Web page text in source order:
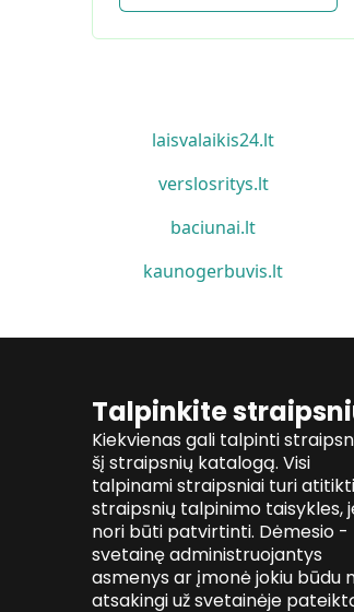
laisvalaikis24.lt
verslosritys.lt
baciunai.lt
kaunogerbuvis.lt
Talpinkite
Kiekvienas gali talpinti
šį straipsnių katalogą. Visi
talpinami straipsniai turi atitikti
straipsnių talpinimo taisykles,
nori būti patvirtinti. Dėmesio -
svetainę administruojantys
asmenys ar įmonė jokiu būdu
atsakingi už svetainėje